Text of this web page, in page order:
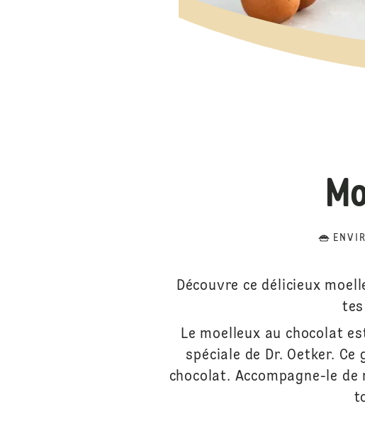
Découvre ce délicieux
Le moelleux au chocolat
spéciale de Dr. Oetker.
chocolat. Accompagne-le